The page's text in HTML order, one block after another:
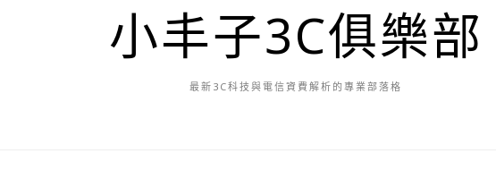
小丰子3C俱樂部
最新3C科技與電信資費解析的專業部落格